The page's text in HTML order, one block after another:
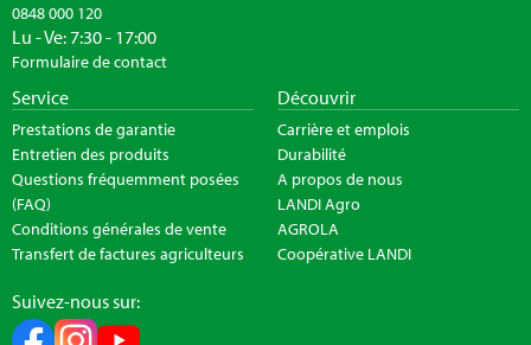
0848 000 120
Lu - Ve: 7:30 - 17:00
Formulaire de contact
Service
Prestations de garantie
Entretien des produits
Questions fréquemment posées
(FAQ)
Conditions générales de vente
Transfert de factures agriculteurs
Découvrir
Carrière et emplois
Durabilité
A propos de nous
LANDI Agro
AGROLA
Coopérative LANDI
Suivez-nous sur: